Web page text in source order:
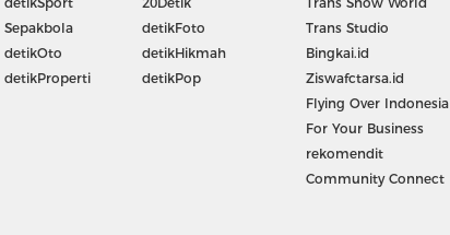
Sepakbola
detikOto
detikProperti
detikFoto
detikHikmah
detikPop
Trans Studio
Bingkai.id
Ziswafctarsa.id
Flying Over Indonesia
For Your Business
rekomendit
Community Connect